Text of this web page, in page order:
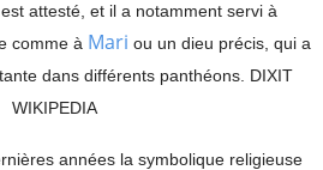
attesté, et il a notamment servi à
comme à Mari ou un dieu précis, qui a
dans différents panthéons. DIXIT
WIKIPEDIA
années la symbolique religieuse